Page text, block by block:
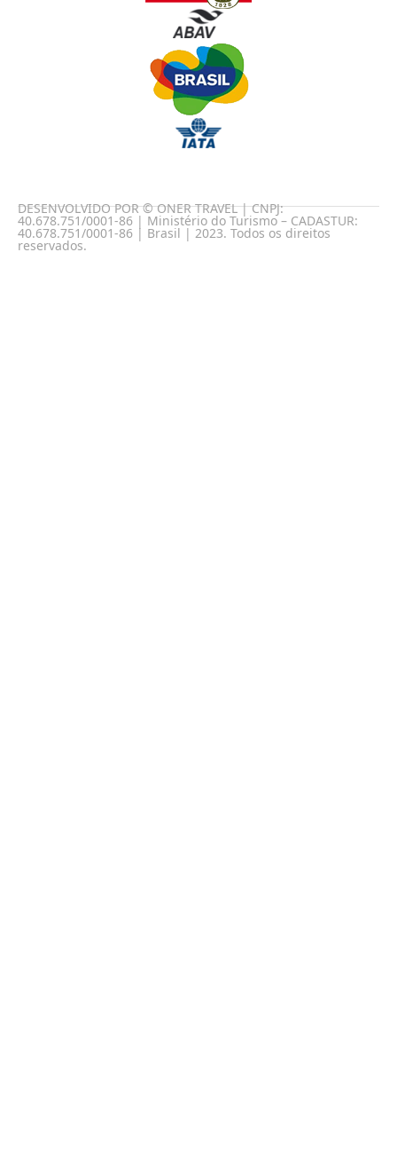
DESENVOLVIDO POR © ONER TRAVEL | CNPJ:
40.678.751/0001-86 | Ministério do Turismo – CADASTUR:
40.678.751/0001-86 | Brasil | 2023. Todos os direitos
reservados.